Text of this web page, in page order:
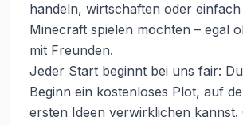
handeln, wirtschaften oder
Minecraft spielen möchten – egal
mit Freunden.
Jeder Start beginnt bei uns fair:
Beginn ein kostenloses Plot, auf
ersten Ideen verwirklichen kannst.